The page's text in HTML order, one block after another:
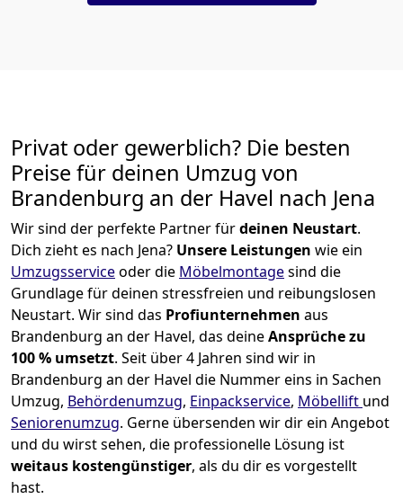
Privat oder gewerblich? Die besten
Preise für deinen Umzug von
Brandenburg an der Havel nach Jena
Wir sind der perfekte Partner fürdeinen Neustart.
Dich zieht es nach Jena? Unsere Leistungen wie ein
Umzugsserviceoder die Möbelmontagesind die
Grundlage für deinen stressfreien und reibungslosen
Neustart. Wir sind das Profiunternehmen aus
Brandenburg an der Havel, das deineAnsprüche zu
100 % umsetzt. Seit über 4 Jahren sind wir in
Brandenburg an der Havel die Nummer eins in Sachen
Umzug, Behördenumzug, Einpackservice, Möbellift und
Seniorenumzug. Gerne übersenden wir dir ein Angebot
und du wirst sehen, die professionelle Lösung ist
weitaus kostengünstiger, als du dir es vorgestellt
hast.